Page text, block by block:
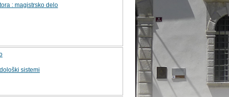
: magistrsko delo
sistemi